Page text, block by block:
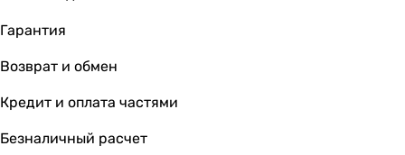
Гарантия
Возврат и обмен
Кредит и оплата частями
Безналичный расчет